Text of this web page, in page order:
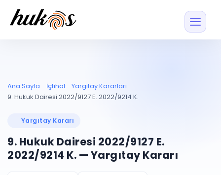
Entegrasyonu
UYAP ile otomatik
UYAP Evrak
Entegrasyonu
UETS Entegrasyonu
Tebligatları anında
Müvekkil ve taraf
Vekalet
Blog
Ücretsiz Başlayın Giriş Yap
Ana Sayfa İçtihat
Yargıtay Kararları
9. Hukuk Dairesi 2022/9127 E. 2022/9214 K.
Yargıtay Kararı
9. Hukuk Dairesi 2022/9127 E.
2022/9214 K. — Yargıtay Kararı